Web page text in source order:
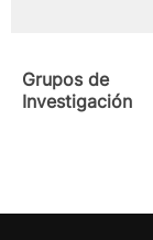
Grupos de
Investigación